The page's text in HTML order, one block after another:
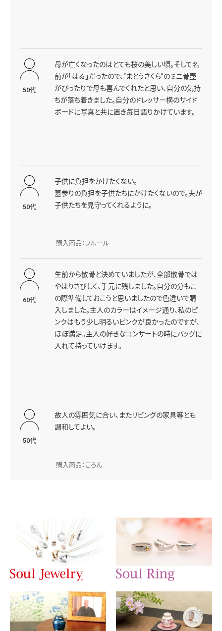
50代
母が亡くなったのはとても桜の美しい頃。そして名
前が「はる」だったので、“まとうさくら”のミニ骨壺
がぴったりで母も喜んでくれたと思い、自分の気持
ちが落ち着きました。自分のドレッサー横のサイド
ボードに写真と共に置き毎日語りかけています。
50代
子供に負担をかけたくない。
墓参りの負担を子供たちにかけたくないので。夫が
子供たちを見守ってくれるように。
購入商品：フルール
60代
生前から散骨と決めていましたが、全部散骨では
やはりさびしく、手元に残しました。自分の分もこ
の際準備しておこうと思いましたので色違いで購
入しました。主人のカラーはイメージ通り、私のピ
ンクはもう少し明るいピンクが良かったのですが、
ほぼ満足。主人の好きなコンサートの時にバッグに
入れて持っていけます。
50代
故人の雰囲気に合い、またリビングの家具等とも
調和してよい。
購入商品：ころん